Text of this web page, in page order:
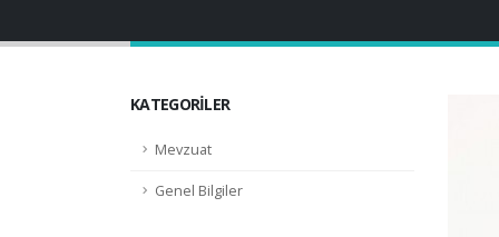
KATEGORILER
Mevzuat
Genel Bilgiler